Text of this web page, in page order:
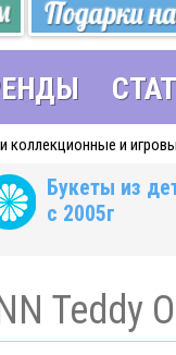
коллекционные и
Букеты из
с 2005г